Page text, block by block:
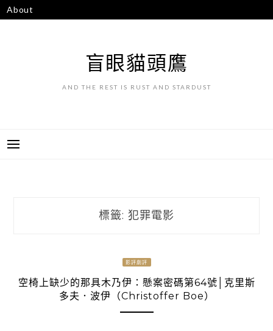
跳
至
About
盲眼貓頭鷹
AND THE REST IS RUST AND STARDUST
標籤: 犯罪電影
影評劇評
空椅上缺少的那具木乃伊：懸案密碼第64號│克里斯
多夫．波伊（Christoffer Boe）